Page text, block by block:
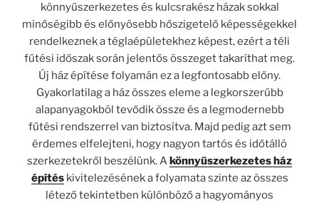
könnyűszerkezetes és kulcsrakész házak sokkal
minőségibb és előnyösebb hőszigetelő képességekkel
rendelkeznek a téglaépületekhez képest, ezért a téli
fűtési időszak során jelentős összeget takaríthat meg.
Új ház építése folyamán ez a legfontosabb előny.
Gyakorlatilag a ház összes eleme a legkorszerűbb
alapanyagokból tevődik össze és a legmodernebb
fűtési rendszerrel van biztosítva. Majd pedig azt sem
érdemes elfelejteni, hogy nagyon tartós és időtálló
szerkezetekről beszélünk. Akönnyűszerkezetes ház
építéskivitelezésének a folyamata szinte az összes
létező tekintetben különböző a hagyományos